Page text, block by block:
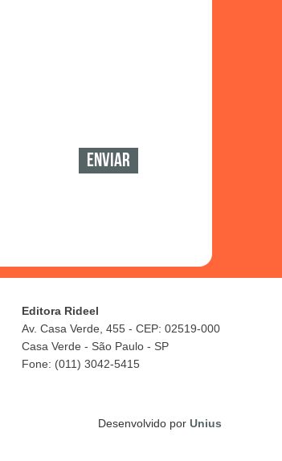
Editora Rideel
Av. Casa Verde, 455 - CEP: 02519-000
Casa Verde - São Paulo - SP
Fone: (011) 3042-5415
Desenvolvido por Unius